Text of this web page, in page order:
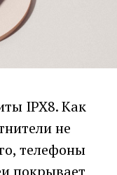
IPX8. Как
не
телефоны
покрывает